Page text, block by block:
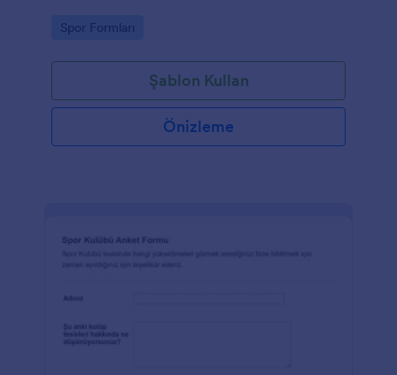
Go to Category:
Spor Formları
Şablon Kullan
Önizleme